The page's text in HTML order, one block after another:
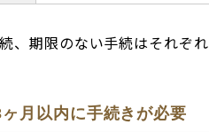
、期限のない手続はそれぞ
月以内に手続きが必要